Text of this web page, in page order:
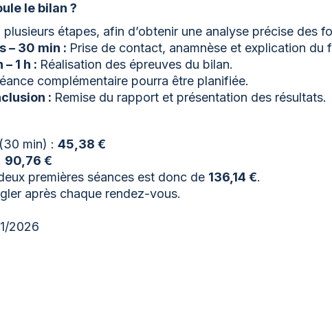
le bilan ?
étapes, afin d’obtenir une analyse précise des
– 30 min : Prise de contact, anamnèse et explication du
1 h : Réalisation des épreuves du bilan.
complémentaire pourra être planifiée.
: Remise du rapport et présentation des résultats.
min) : 45,38 €
90,76 €
premières séances est donc de 136,14 €.
après chaque rendez-vous.
2026